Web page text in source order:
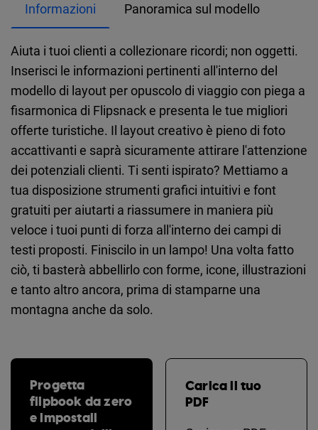
Informazioni Panoramica sul modello
Aiuta i tuoi clienti a collezionare ricordi; non oggetti.
Inserisci le informazioni pertinenti all'interno del
modello di layout per opuscolo di viaggio con piega a
fisarmonica di Flipsnack e presenta le tue migliori
offerte turistiche. Il layout creativo è pieno di foto
accattivanti e saprà sicuramente attirare l'attenzione
dei potenziali clienti. Ti senti ispirato? Mettiamo a
tua disposizione strumenti grafici intuitivi e font
gratuiti per aiutarti a riassumere in maniera più
veloce i tuoi punti di forza all'interno dei campi di
testi proposti. Finiscilo in un lampo! Una volta fatto
ciò, ti basterà abbellirlo con forme, icone, illustrazioni
e tanto altro ancora, prima di stamparne una
montagna anche da solo.
Progetta
flipbook da zero
e impostali
Carica il tuo
PDF